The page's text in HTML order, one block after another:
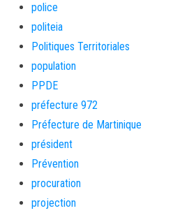
police
politeia
Politiques Territoriales
population
PPDE
préfecture 972
Préfecture de Martinique
président
Prévention
procuration
projection